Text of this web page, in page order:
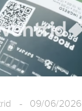
- 09/06/2026